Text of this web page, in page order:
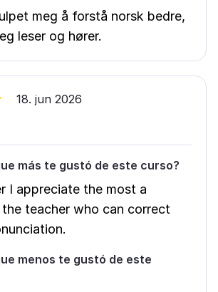
meg å forstå norsk bedre,
leser og hører.
18. jun 2026
más te gustó de este curso?
I appreciate the most a
teacher who can correct
menos te gustó de este